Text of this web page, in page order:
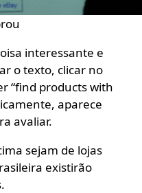
interessante e
o texto, clicar no
“find products with
aparece
avaliar.
sejam de lojas
existirão